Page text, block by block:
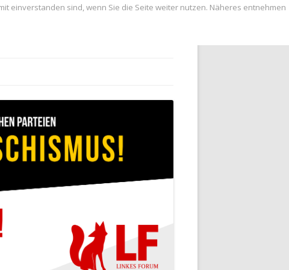
einverstanden sind, wenn Sie die Seite weiter nutzen. Näheres entnehmen